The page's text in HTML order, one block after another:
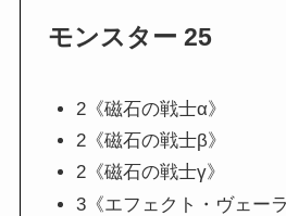
モンスター 25
2《磁石の戦士α》
2《磁石の戦士β》
2《磁石の戦士γ》
3《エフェクト・ヴェーラ